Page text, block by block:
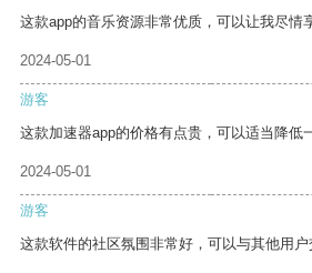
这款app的音乐资源非常优质，可以让我尽情
2024-05-01
游客
这款加速器app的价格有点贵，可以适当降低
2024-05-01
游客
这款软件的社区氛围非常好，可以与其他用户